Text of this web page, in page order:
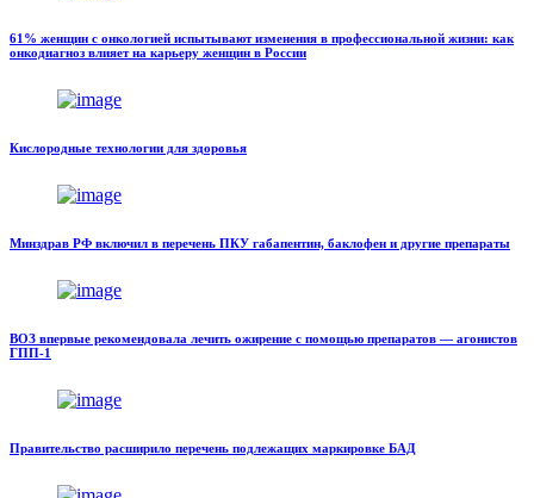
61% женщин с онкологией испытывают изменения в профессиональной жизни: как
онкодиагноз влияет на карьеру женщин в России
Кислородные технологии для здоровья
Минздрав РФ включил в перечень ПКУ габапентин, баклофен и другие препараты
ВОЗ впервые рекомендовала лечить ожирение с помощью препаратов — агонистов
ГПП-1
Правительство расширило перечень подлежащих маркировке БАД